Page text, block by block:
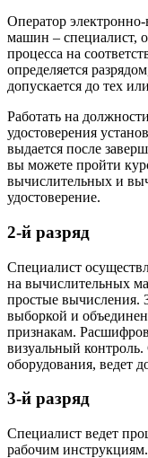
Оператор
машин – специалист,
процесса на
определяется
допускается до тех
Работать на
удостоверения
выдается после
вы можете пройти
вычислительных и
удостоверение.
2-й разряд
Специалист
на вычислительных
простые вычисления.
выборкой и
признакам.
визуальный
оборудования, ведет
3-й разряд
Специалист ведет
рабочим